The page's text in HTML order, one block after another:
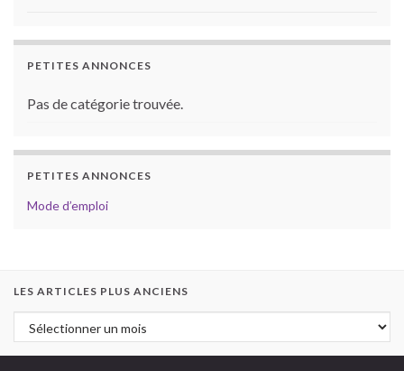
PETITES ANNONCES
Pas de catégorie trouvée.
PETITES ANNONCES
Mode d’emploi
LES ARTICLES PLUS ANCIENS